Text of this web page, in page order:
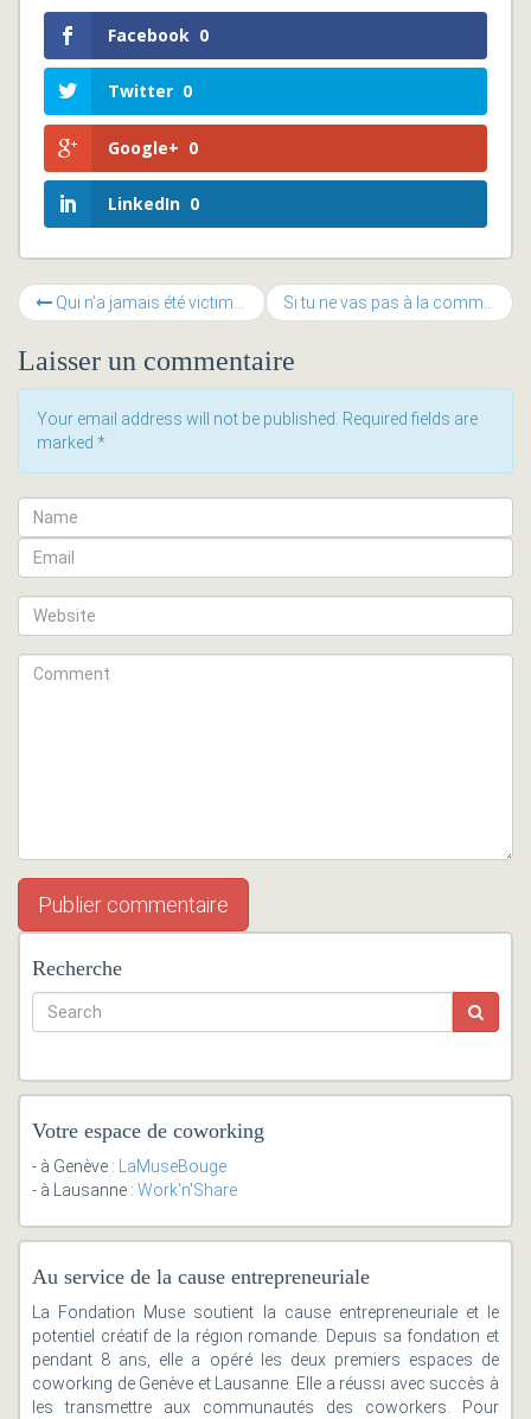
Facebook 0
Twitter 0
Google+ 0
LinkedIn 0
Qui n’a jamais été victime d’un conflit ? Si tu ne vas pas à la communauté, la communauté ira à toi
Laisser un commentaire
Your email address will not be published. Required fields are
marked *
Recherche
Votre espace de coworking
- à Genève : LaMuseBouge
- à Lausanne : Work'n'Share
Au service de la cause entrepreneuriale
La Fondation Muse soutient la cause entrepreneuriale et le
potentiel créatif de la région romande. Depuis sa fondation et
pendant 8 ans, elle a opéré les deux premiers espaces de
coworking de Genève et Lausanne. Elle a réussi avec succès à
les transmettre aux communautés des coworkers. Pour